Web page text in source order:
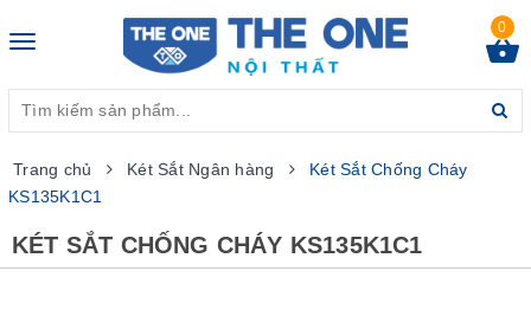
Toggle
0
Trang chủ Két Sắt Ngân hàng
Két Sắt Chống Cháy
KS135K1C1
KÉT SẮT CHỐNG CHÁY KS135K1C1